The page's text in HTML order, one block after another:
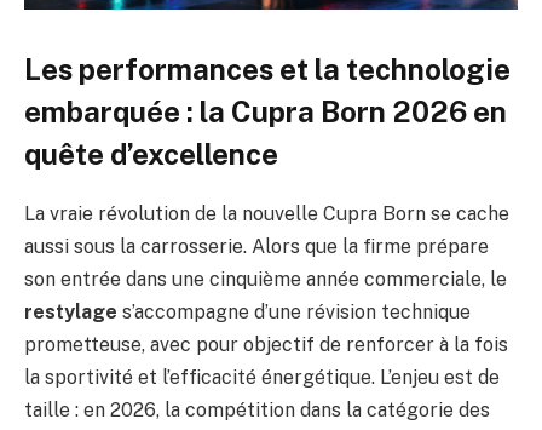
Les performances et la technologie
embarquée : la Cupra Born 2026 en
quête d’excellence
La vraie révolution de la nouvelle Cupra Born se cache
aussi sous la carrosserie. Alors que la firme prépare
son entrée dans une cinquième année commerciale, le
restylage s’accompagne d’une révision technique
prometteuse, avec pour objectif de renforcer à la fois
la sportivité et l’efficacité énergétique. L’enjeu est de
taille : en 2026, la compétition dans la catégorie des